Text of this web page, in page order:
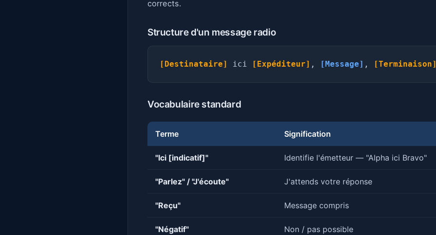
corrects.
Structure d'un message radio
[Destinataire] ici [Expéditeur] , [Message] ,
Vocabulaire standard
Terme Signification
"Ici [indicatif]" Identifie l'émetteur — "Alpha ici Bravo"
"Parlez" / "J'écoute" J'attends votre réponse
"Reçu" Message compris
"Négatif" Non / pas possible